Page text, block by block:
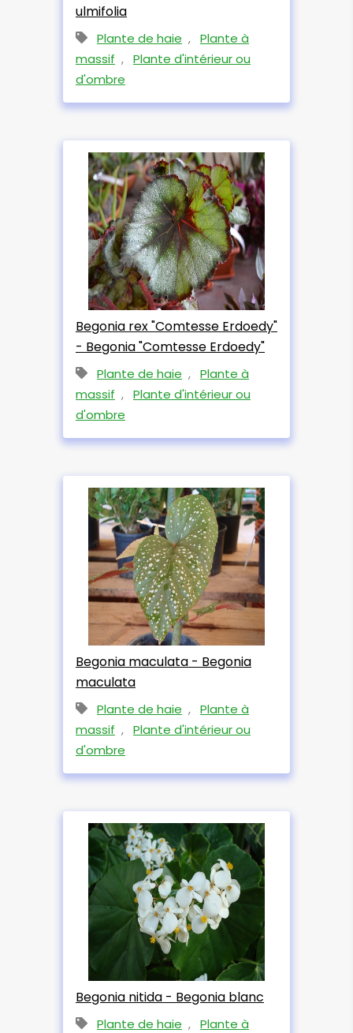
ulmifolia
Plante de haie , Plante à
massif , Plante d'intérieur ou
d'ombre
Begonia rex "Comtesse Erdoedy"
- Begonia "Comtesse Erdoedy"
Plante de haie , Plante à
massif , Plante d'intérieur ou
d'ombre
Begonia maculata - Begonia
maculata
Plante de haie , Plante à
massif , Plante d'intérieur ou
d'ombre
Begonia nitida - Begonia blanc
Plante de haie , Plante à